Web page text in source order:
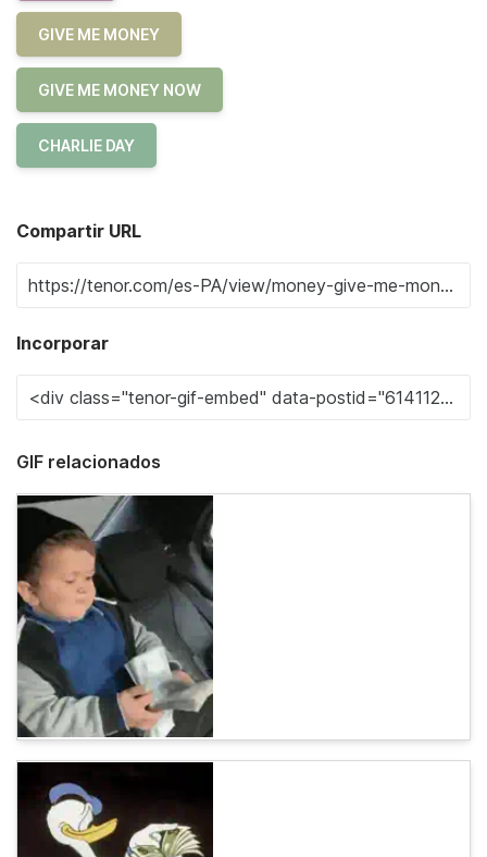
GIVE ME MONEY
GIVE ME MONEY NOW
CHARLIE DAY
Compartir URL
Incorporar
GIF relacionados